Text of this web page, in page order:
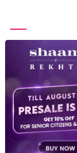
और खोजिए